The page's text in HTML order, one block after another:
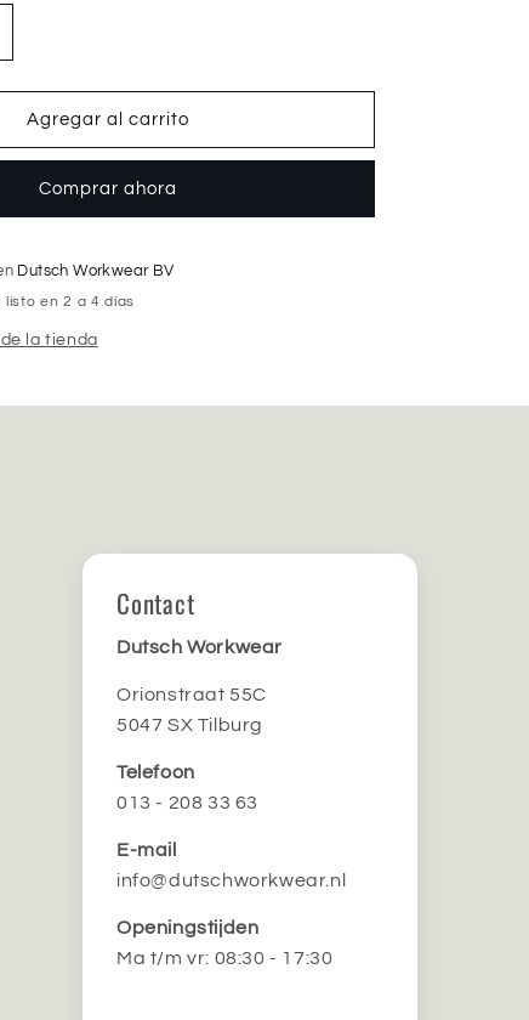
Agregar al carrito
Comprar ahora
Dutsch Workwear BV
listo en 2 a 4 días
la tienda
Contact
Dutsch Workwear
Orionstraat 55C
5047 SX Tilburg
Telefoon
013 - 208 33 63
E-mail
info@dutschworkwear.nl
Openingstijden
Ma t/m vr: 08:30 - 17:30